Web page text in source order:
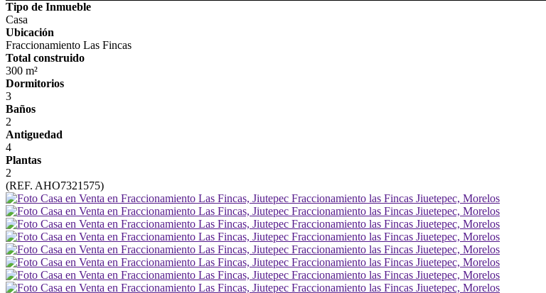
Tipo de Inmueble
Casa
Ubicación
Fraccionamiento Las Fincas
Total construido
300 m²
Dormitorios
3
Baños
2
Antiguedad
4
Plantas
2
(REF. AHO7321575)